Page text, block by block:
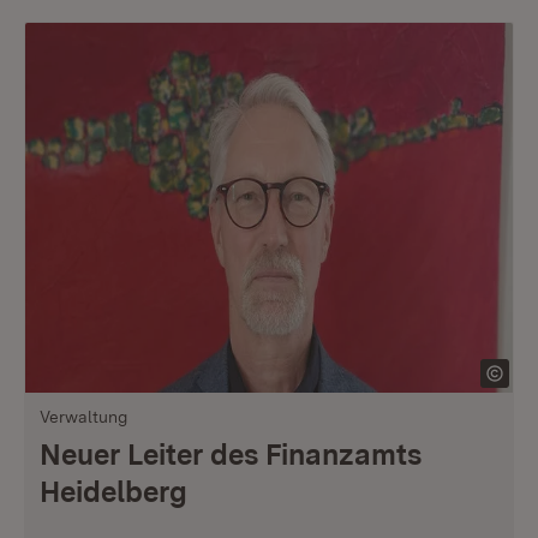
Verwaltung
Neuer Leiter des Finanzamts
Heidelberg